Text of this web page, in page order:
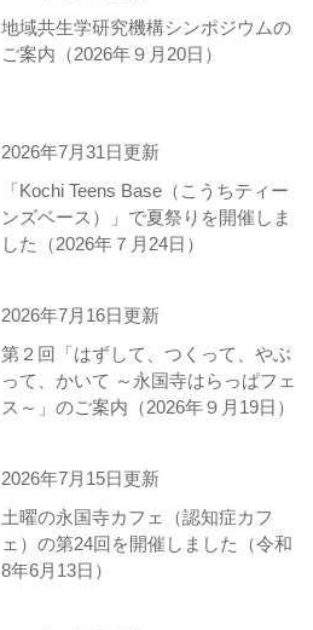
地域共生学研究機構シンポジウムの
ご案内（2026年９月20日）
2026年7月31日更新
「Kochi Teens Base（こうちティー
ンズベース）」で夏祭りを開催しま
した（2026年７月24日）
2026年7月16日更新
第２回「はずして、つくって、やぶ
って、かいて ～永国寺はらっぱフェ
ス～」のご案内（2026年９月19日）
2026年7月15日更新
土曜の永国寺カフェ（認知症カフ
ェ）の第24回を開催しました（令和
8年6月13日）